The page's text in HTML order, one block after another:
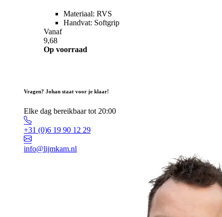
Materiaal: RVS
Handvat: Softgrip
Vanaf
9,68
Op voorraad
Vragen? Johan staat voor je klaar!
Elke dag bereikbaar tot 20:00
+31 (0)6 19 90 12 29
info@lijmkam.nl